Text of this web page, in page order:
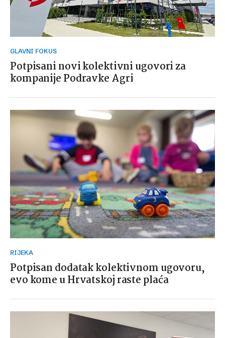
GLAVNI FOKUS
Potpisani novi kolektivni ugovori za
kompanije Podravke Agri
RIJEKA
Potpisan dodatak kolektivnom ugovoru,
evo kome u Hrvatskoj raste plaća